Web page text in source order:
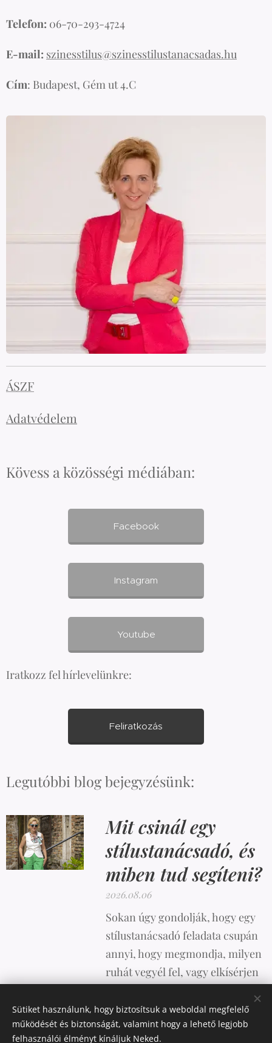
Telefon: 06-70-293-4724
E-mail: szinesstilus@szinesstilustanacsadas.hu
Cím: Budapest, Gém ut 4.C
ÁSZF
Adatvédelem
Kövess a közösségi médiában:
Facebook
Instagram
Youtube
Iratkozz fel hírlevelünkre:
Feliratkozás
Legutóbbi blog bejegyzésünk:
Mit csinál egy
stílustanácsadó, és
miben tud segíteni?
2026.08.06
Sokan úgy gondolják, hogy egy
stílustanácsadó feladata csupán
annyi, hogy megmondja, milyen
ruhát vegyél fel, vagy elkísérjen
ennél sokkal összetettebb.
Sütiket használunk, hogy biztosítsuk a weboldal megfelelő
működését és biztonságát, valamint hogy a lehető legjobb
felhasználói élményt kínáljuk Neked.